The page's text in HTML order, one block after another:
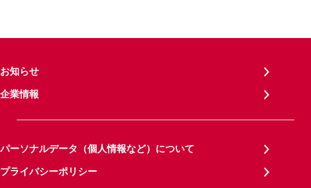
お知らせ
企業情報
パーソナルデータ（個人情報など）について
プライバシーポリシー